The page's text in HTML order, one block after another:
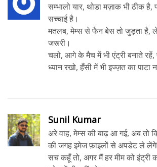
सम्भालो यार, थोडा मज़ाक भी ठीक है,
सच्चाई है।
मतलब, मेम्स से फैन बेस तो जुड़ता है,
जरूरी।
चलो, आगे के मैच में भी एंट्री बनाते रहें,
ध्यान रखो, हँसी में भी इज्ज़त का पाटा
Sunil Kumar
अरे वाह, मेम्स की बाढ़ आ गई, अब तो
की जगह इमेज फ़ाइलों से अपडेट ले लेंगे!
सच कहूँ तो, अगर मैं हर मीम को इंट्री